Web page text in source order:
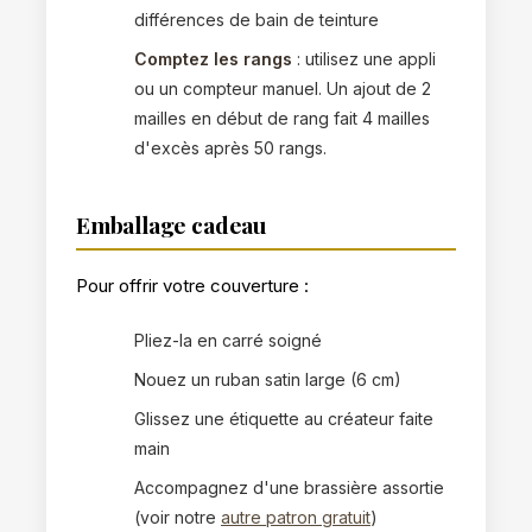
différences de bain de teinture
Comptez les rangs : utilisez une appli
ou un compteur manuel. Un ajout de 2
mailles en début de rang fait 4 mailles
d'excès après 50 rangs.
Emballage cadeau
Pour offrir votre couverture :
Pliez-la en carré soigné
Nouez un ruban satin large (6 cm)
Glissez une étiquette au créateur faite
main
Accompagnez d'une brassière assortie
(voir notre autre patron gratuit)